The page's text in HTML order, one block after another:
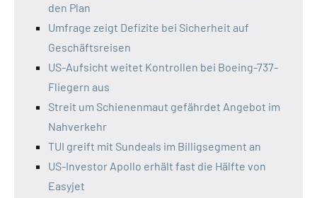
den Plan
Umfrage zeigt Defizite bei Sicherheit auf
Geschäftsreisen
US-Aufsicht weitet Kontrollen bei Boeing-737-
Fliegern aus
Streit um Schienenmaut gefährdet Angebot im
Nahverkehr
TUI greift mit Sundeals im Billigsegment an
US-Investor Apollo erhält fast die Hälfte von
Easyjet